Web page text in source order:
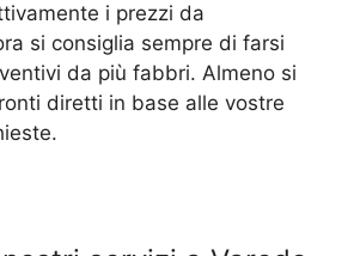
i prezzi da
si consiglia sempre di farsi
da più fabbri. Almeno si
diretti in base alle vostre